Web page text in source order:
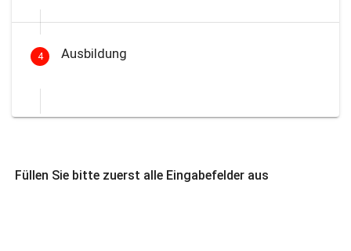
4 Ausbildung
Füllen Sie bitte zuerst alle Eingabefelder aus